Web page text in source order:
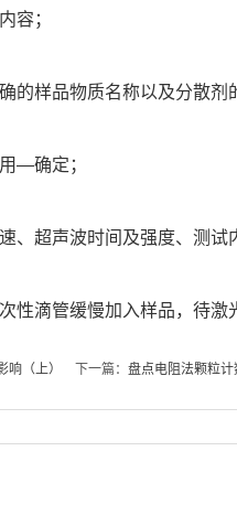
容；
品物质名称以及分散剂
—确定；
超声波时间及强度、测试
管缓慢加入样品，待激光
（上） 下一篇： 盘点电阻法颗粒